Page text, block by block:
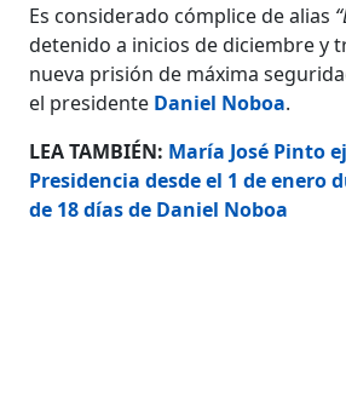
Es considerado cómplice de alias
detenido a inicios de diciembre y
nueva prisión de máxima
el presidente Daniel Noboa.
LEA TAMBIÉN: María José Pinto
Presidencia desde el 1 de enero
de 18 días de Daniel Noboa